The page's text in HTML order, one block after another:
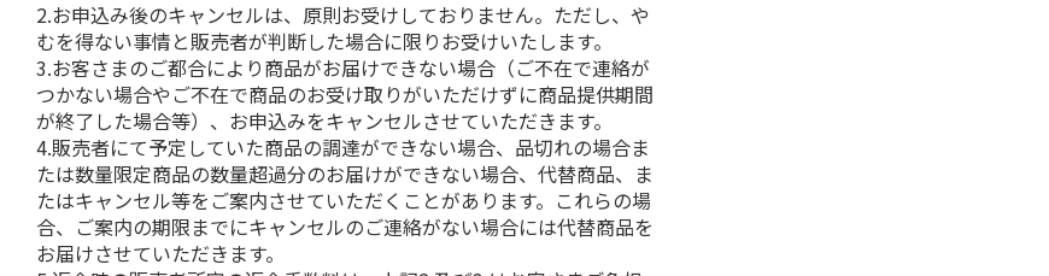
2.お申込み後のキャンセルは、原則お受けしておりません。ただし、や
むを得ない事情と販売者が判断した場合に限りお受けいたします。
3.お客さまのご都合により商品がお届けできない場合（ご不在で連絡が
つかない場合やご不在で商品のお受け取りがいただけずに商品提供期間
が終了した場合等）、お申込みをキャンセルさせていただきます。
4.販売者にて予定していた商品の調達ができない場合、品切れの場合ま
たは数量限定商品の数量超過分のお届けができない場合、代替商品、ま
たはキャンセル等をご案内させていただくことがあります。これらの場
合、ご案内の期限までにキャンセルのご連絡がない場合には代替商品を
お届けさせていただきます。